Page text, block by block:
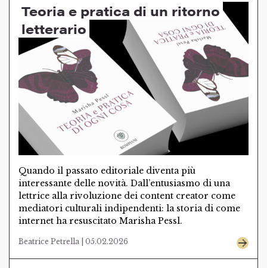
Teoria e pratica di un ritorno
letterario
Quando il passato editoriale diventa più
interessante delle novità. Dall’entusiasmo di una
lettrice alla rivoluzione dei content creator come
mediatori culturali indipendenti: la storia di come
internet ha resuscitato Marisha Pessl.
Beatrice Petrella | 05.02.2026